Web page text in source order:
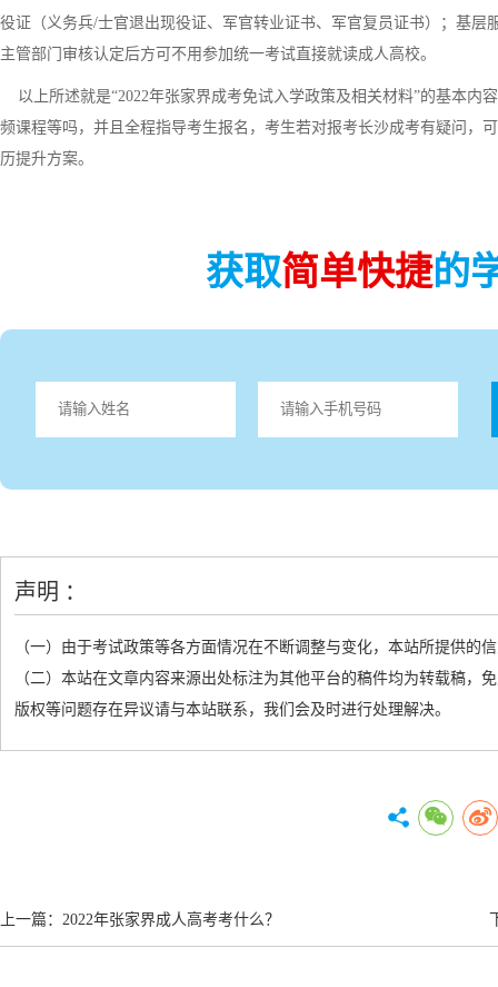
役证（义务兵/士官退出现役证、军官转业证书、军官复员证书）；基
主管部门审核认定后方可不用参加统一考试直接就读成人高校。
以上所述就是“2022年张家界成考免试入学政策及相关材料”的基本内
频课程等吗，并且全程指导考生报名，考生若对报考长沙成考有疑问，
历提升方案。
获取简单快捷的
声明 ：
（一）由于考试政策等各方面情况在不断调整与变化，本站所提供的
（二）本站在文章内容来源出处标注为其他平台的稿件均为转载稿
版权等问题存在异议请与本站联系，我们会及时进行处理解决。
上一篇： 2022年张家界成人高考考什么？